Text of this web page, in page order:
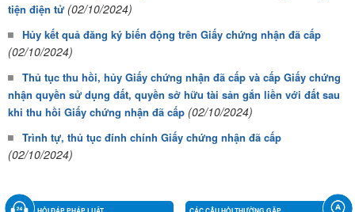
tiện điện tử (02/10/2024)
Hủy kết quả đăng ký biến động trên Giấy chứng nhận đã cấp
(02/10/2024)
Thủ tục thu hồi, hủy Giấy chứng nhận đã cấp và cấp Giấy chứng
nhận quyền sử dụng đất, quyền sở hữu tài sản gắn liền với đất sau
khi thu hồi Giấy chứng nhận đã cấp (02/10/2024)
Trình tự, thủ tục đính chính Giấy chứng nhận đã cấp
(02/10/2024)